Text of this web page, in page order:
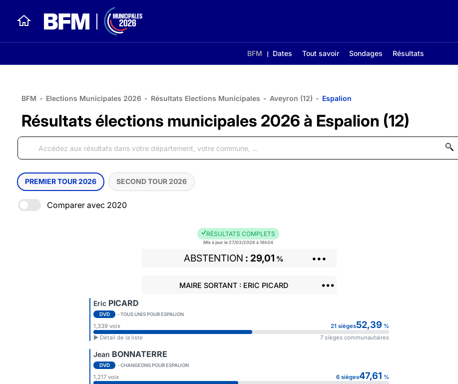
BFM Dates Tout savoir Sondages Résultats
BFM - Elections Municipales 2026 - Résultats Elections Municipales - Aveyron (12) - Espalion
Résultats élections municipales 2026 à Espalion (12)
PREMIER TOUR 2026 SECOND TOUR 2026
Comparer avec 2020
RÉSULTATS COMPLETS
Mis à jour le 27/03/2026 à 16h34
ABSTENTION 29,01 % •••
MAIRE SORTANT : ERIC PICARD •••
Eric PICARD
DVD - TOUS UNIS POUR ESPALION
1,339 voix 21 sièges52,39 %
► Détail de la liste
7 sièges communautaires
Jean BONNATERRE
DVD - CHANGEONS POUR ESPALION
1,217 voix 6 sièges47,61 %